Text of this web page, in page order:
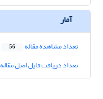
آمار
تعداد مشاهده مقاله 56
تعداد دریافت فایل اصل مقاله